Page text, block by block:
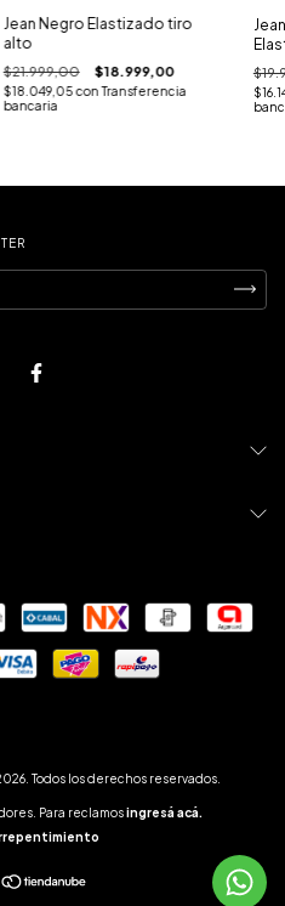
Jean Negro Elastizado tiro
alto
$21.999,00 $18.999,00
$18.049,05con Transferencia
bancaria
Todos los derechos reservados.
Para reclamosingresá acá.